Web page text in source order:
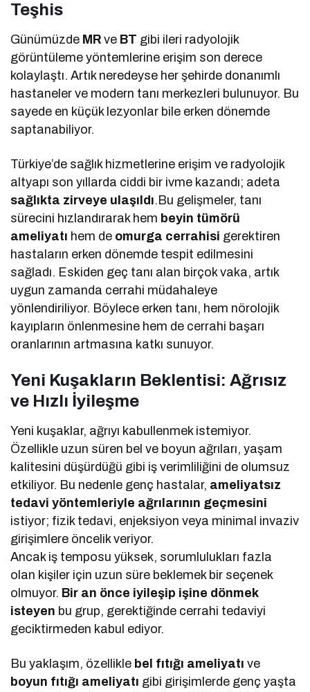
Teşhis
Günümüzde MR ve BT gibi ileri radyolojik
görüntüleme yöntemlerine erişim son derece
kolaylaştı. Artık neredeyse her şehirde donanımlı
hastaneler ve modern tanı merkezleri bulunuyor. Bu
sayede en küçük lezyonlar bile erken dönemde
saptanabiliyor.
Türkiye’de sağlık hizmetlerine erişim ve radyolojik
altyapı son yıllarda ciddi bir ivme kazandı; adeta
sağlıkta zirveye ulaşıldı.Bu gelişmeler, tanı
sürecini hızlandırarak hem beyin tümörü
ameliyatı hem de omurga cerrahisi gerektiren
hastaların erken dönemde tespit edilmesini
sağladı. Eskiden geç tanı alan birçok vaka, artık
uygun zamanda cerrahi müdahaleye
yönlendiriliyor. Böylece erken tanı, hem nörolojik
kayıpların önlenmesine hem de cerrahi başarı
oranlarının artmasına katkı sunuyor.
Yeni Kuşakların Beklentisi: Ağrısız
ve Hızlı İyileşme
Yeni kuşaklar, ağrıyı kabullenmek istemiyor.
Özellikle uzun süren bel ve boyun ağrıları, yaşam
kalitesini düşürdüğü gibi iş verimliliğini de olumsuz
etkiliyor. Bu nedenle genç hastalar, ameliyatsız
tedavi yöntemleriyle ağrılarının geçmesini
istiyor; fizik tedavi, enjeksiyon veya minimal invaziv
girişimlere öncelik veriyor.
Ancak iş temposu yüksek, sorumlulukları fazla
olan kişiler için uzun süre beklemek bir seçenek
olmuyor. Bir an önce iyileşip işine dönmek
isteyen bu grup, gerektiğinde cerrahi tedaviyi
geciktirmeden kabul ediyor.
Bu yaklaşım, özellikle bel fıtığı ameliyatı ve
boyun fıtığı ameliyatı gibi girişimlerde genç yaşta